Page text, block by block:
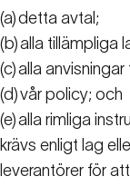
(a)detta avtal;
(b)alla tillämpliga
(c)alla
(d)vår policy; och
(e)alla rimliga
krävs enligt lag
leverantörer för